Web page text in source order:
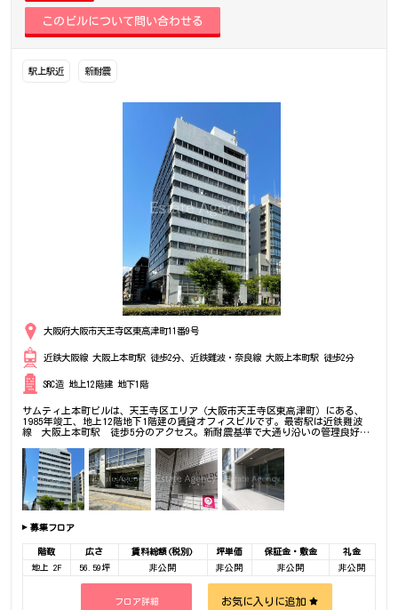
駅上駅近 新耐震
大阪府大阪市天王寺区東高津町11番9号
近鉄大阪線 大阪上本町駅 徒歩2分、近鉄難波・奈良線 大阪上本町駅 徒歩2分
SRC造 地上12階建 地下1階
サムティ上本町ビルは、天王寺区エリア（大阪市天王寺区東高津町）にある、
1985年竣工、地上12階地下1階建の賃貸オフィスビルです。最寄駅は近鉄難波
線 大阪上本町駅 徒歩5分のアクセス。新耐震基準で大通り沿いの管理良好物
ご相談下さい。
募集フロア
階数 広さ 賃料総額(税別) 坪単価 保証金・敷金
礼金
地上 2F
56.59坪 非公開 非公開 非公開 非公開
フロア詳細 お気に入りに追加